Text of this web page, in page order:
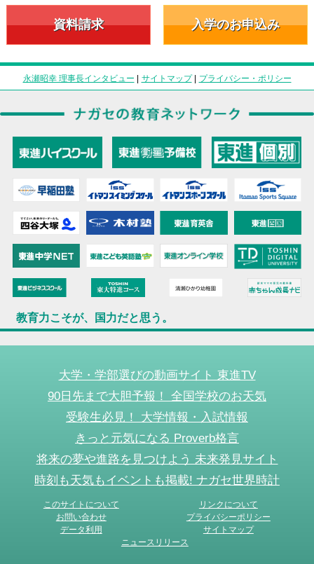
資料請求 入学のお申込み
永瀬昭幸 理事長インタビュー | サイトマップ| プライバシー・ポリシー
教育力こそが、国力だと思う。
大学・学部選びの動画サイト 東進TV
90日先まで大胆予報！ 全国学校のお天気
受験生必見！ 大学情報・入試情報
きっと元気になる Proverb格言
将来の夢や進路を見つけよう 未来発見サイト
時刻も天気もイベントも掲載! ナガセ世界時計
このサイトについて
リンクについて
お問い合わせ
プライバシーポリシー
データ利用
サイトマップ
ニュースリリース